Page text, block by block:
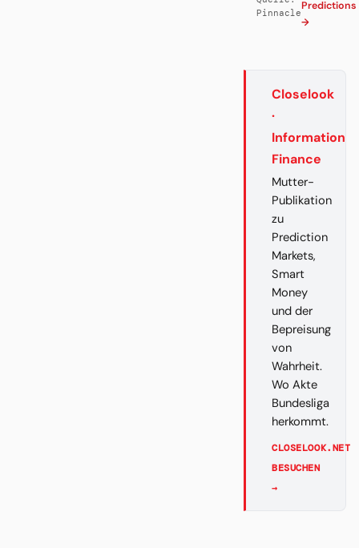
Pinnacle
Predictions
→
Closelook
·
Information
Finance
Mutter-
Publikation
zu
Prediction
Markets,
Smart
Money
und der
Bepreisung
von
Wahrheit.
Wo Akte
Bundesliga
herkommt.
CLOSELOOK.NET
BESUCHEN
→